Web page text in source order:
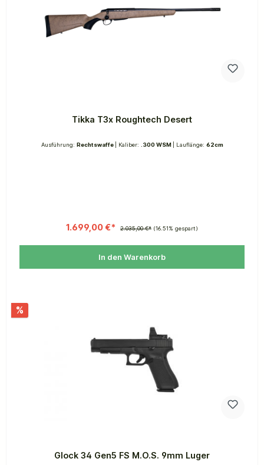
Tikka T3x Roughtech Desert
Ausführung: Rechtswaffe | Kaliber: .300 WSM | Lauflänge: 62cm
1.699,00 €* 2.035,00 €* (16.51% gespart)
In den Warenkorb
%
Glock 34 Gen5 FS M.O.S. 9mm Luger